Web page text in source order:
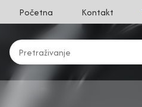
Početna Kontakt